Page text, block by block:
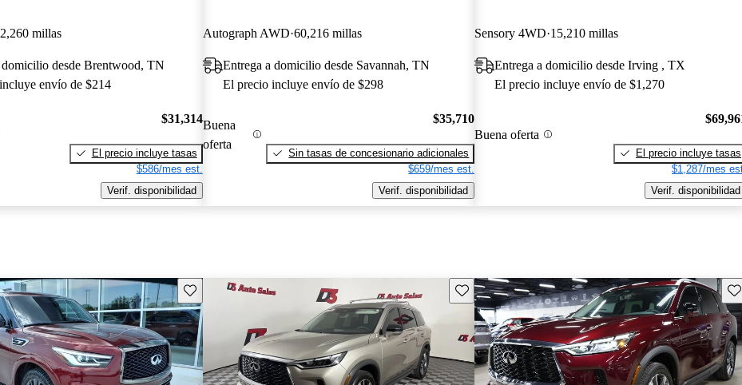
millas
domicilio desde Brentwood, TN
envío de $214
$31,314
El precio incluye tasas
$586/mes est.
Verif. disponibilidad
Autograph AWD 60,216 millas
Entrega a domicilio desde Savannah, TN
El precio incluye envío de $298
Buena
oferta
$35,710
Sin tasas de concesionario adicionales
$659/mes est.
Verif. disponibilidad
Sensory 4WD 15,210 millas
Entrega a domicilio desde Irving , TX
El precio incluye envío de $1,270
Buena oferta
El precio incluye tasas
$1,287/mes
Verif. disponibilidad
Guarda este Aviso Guarda este Aviso